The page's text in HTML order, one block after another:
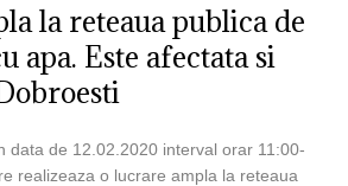
la reteaua publica de
apa. Este afectata si
data de 12.02.2020 interval orar 11:00-
realizeaza o lucrare ampla la reteaua